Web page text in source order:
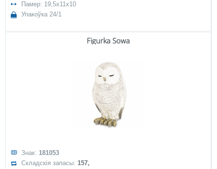
Памер: 19,5x11x10
Упакоўка 24/1
Figurka Sowa
Знак: 181053
Складскія запасы:157,